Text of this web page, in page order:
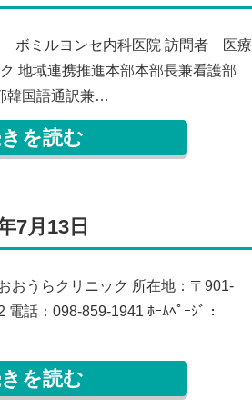
ボミルヨンセ内科医院 訪問者 医療
地域連携推進本部本部長兼看護部
韓国語通訳兼…
を読む
月13日
うらクリニック 所在地：〒901-
話：098-859-1941 ﾎｰﾑﾍﾟｰｼﾞ：
を読む